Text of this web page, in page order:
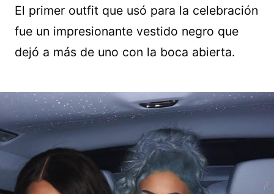
El primer outfit que usó para la celebración
fue un impresionante vestido negro que
dejó a más de uno con la boca abierta.